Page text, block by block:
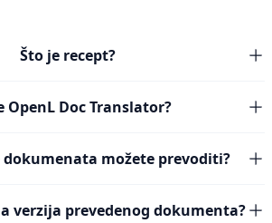
Što je recept?
OpenL Doc Translator?
možete prevoditi?
verzija prevedenog dokumenta?